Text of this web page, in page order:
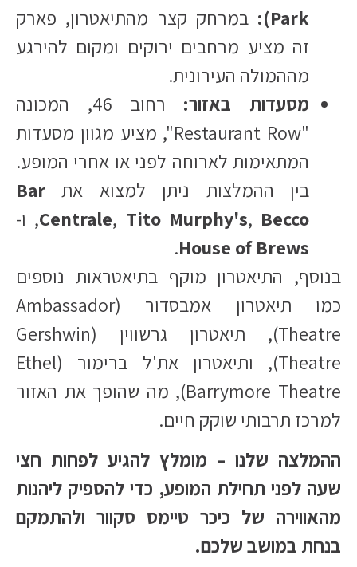
Park):
במרחק קצר מהתיאטרון, פארק
זה מציע מרחבים ירוקים ומקום להירגע
מההמולה העירונית.​
מסעדות באזור:
רחוב 46, המכונה
"Restaurant Row", מציע מגוון מסעדות
המתאימות לארוחה לפני או אחרי המופע.
בין ההמלצות ניתן למצוא את Bar
Centrale, Tito Murphy's, Becco
, ו-
House of Brews
.​
בנוסף, התיאטרון מוקף בתיאטראות נוספים
כמו תיאטרון אמבסדור (Ambassador
Theatre), תיאטרון גרשווין (Gershwin
Theatre), ותיאטרון את'ל ברימור (Ethel
Barrymore Theatre), מה שהופך את האזור
למרכז תרבותי שוקק חיים.
ההמלצה שלנו – מומלץ להגיע לפחות חצי
שעה לפני תחילת המופע, כדי להספיק ליהנות
מהאווירה של כיכר טיימס סקוור ולהתמקם
בנחת במושב שלכם.